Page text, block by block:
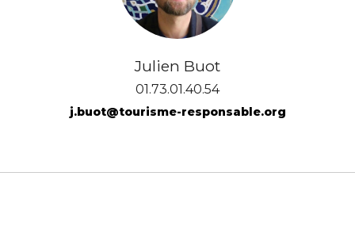
Julien Buot
01.73.01.40.54
j.buot@tourisme-responsable.org